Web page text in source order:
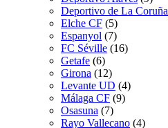
Deportivo de La Coruña
Elche CF (5)
Espanyol (7)
FC Séville (16)
Getafe (6)
Girona (12)
Levante UD (4)
Málaga CF (9)
Osasuna (7)
Rayo Vallecano (4)